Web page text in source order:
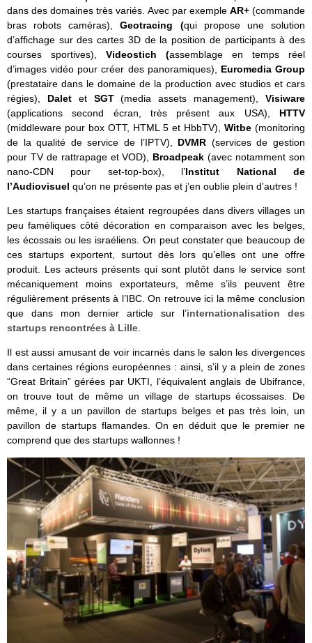
dans des domaines très variés. Avec par exemple AR+(commande
bras robots caméras),Geotracing (qui propose une solution
d’affichage sur des cartes 3D de la position de participants à des
courses sportives), Videostich (assemblage en temps réel
d’images vidéo pour créer des panoramiques), Euromedia Group
(prestataire dans le domaine de la production avec studios et cars
régies), Daletet SGT(media assets management),Visiware
(applications second écran, très présent aux USA), HTTV
(middleware pour box OTT, HTML 5 et HbbTV), Witbe (monitoring
de la qualité de service de l’IPTV), DVMR (services de gestion
pour TV de rattrapage et VOD), Broadpeak (avec notamment son
nano-CDN pour set-top-box), l’Institut National de
l’Audiovisuel qu’on ne présente pas et j’en oublie plein d’autres !
Les startups françaises étaient regroupées dans divers villages un
peu faméliques côté décoration en comparaison avec les belges,
les écossais ou les israéliens. On peut constater que beaucoup de
ces startups exportent, surtout dès lors qu’elles ont une offre
produit. Les acteurs présents qui sont plutôt dans le service sont
mécaniquement moins exportateurs, même s’ils peuvent être
régulièrement présents à l’IBC. On retrouve ici la même conclusion
que dans mon dernier article sur l’internationalisation des
startups rencontrées à Lille.
Il est aussi amusant de voir incarnés dans le salon les divergences
dans certaines régions européennes : ainsi, s’il y a plein de zones
“Great Britain” gérées par UKTI, l’équivalent anglais de Ubifrance,
on trouve tout de même un village de startups écossaises. De
même, il y a un pavillon de startups belges et pas très loin, un
pavillon de startups flamandes. On en déduit que le premier ne
comprend que des startups wallonnes !